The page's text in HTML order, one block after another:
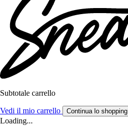
Subtotale carrello
Vedi il mio carrello Continua lo shopping
Loading...